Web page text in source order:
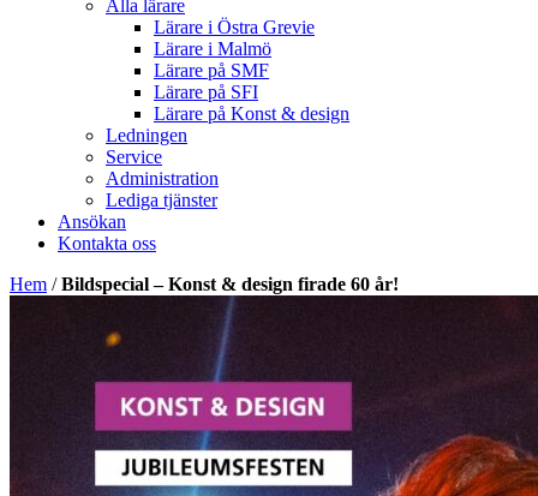
Alla lärare
Lärare i Östra Grevie
Lärare i Malmö
Lärare på SMF
Lärare på SFI
Lärare på Konst & design
Ledningen
Service
Administration
Lediga tjänster
Ansökan
Kontakta oss
Hem /Bildspecial – Konst & design firade 60 år!